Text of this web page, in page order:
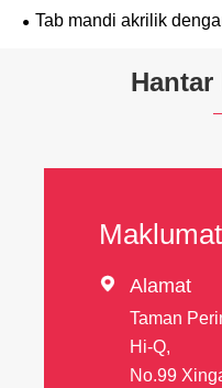
Tab mandi akrilik
Hantar
 Alamat
Taman
Hi-Q,
No.99